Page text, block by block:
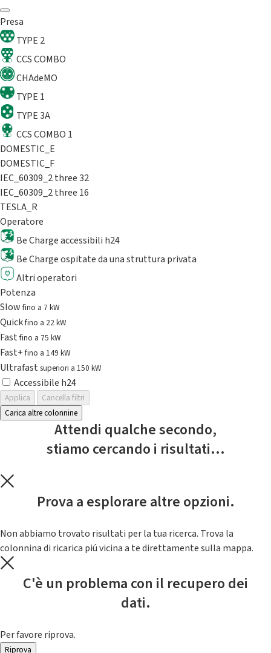
Presa
TYPE 2
CCS COMBO
CHAdeMO
TYPE 1
TYPE 3A
CCS COMBO 1
DOMESTIC_E
DOMESTIC_F
IEC_60309_2 three 32
IEC_60309_2 three 16
TESLA_R
Operatore
Be Charge accessibili h24
Be Charge ospitate da una struttura privata
Altri operatori
Potenza
Slowfino a 7 kW
Quickfino a 22 kW
Fastfino a 75 kW
Fast+fino a 149 kW
Ultrafast superiori a 150 kW
Accessibile h24
Applica
Cancella filtri
Carica altre colonnine
Attendi qualche secondo,
stiamo cercando i risultati...
Prova a esplorare altre opzioni.
Non abbiamo trovato risultati per la tua ricerca. Trova la
colonnina di ricarica piú vicina a te direttamente sulla mappa.
C'è un problema con il recupero dei
dati.
Per favore riprova.
Riprova